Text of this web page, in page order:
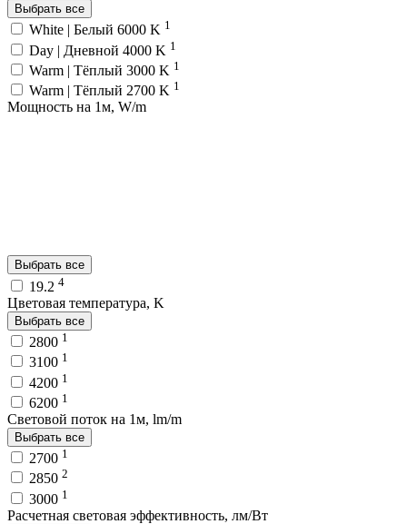
Выбрать все
White | Белый 6000 K 1
Day | Дневной 4000 K 1
Warm | Тёплый 3000 K 1
Warm | Тёплый 2700 K 1
Мощность на 1м, W/m
Выбрать все
19.2 4
Цветовая температура, K
Выбрать все
2800 1
3100 1
4200 1
6200 1
Световой поток на 1м, lm/m
Выбрать все
2700 1
2850 2
3000 1
Расчетная световая эффективность, лм/Вт